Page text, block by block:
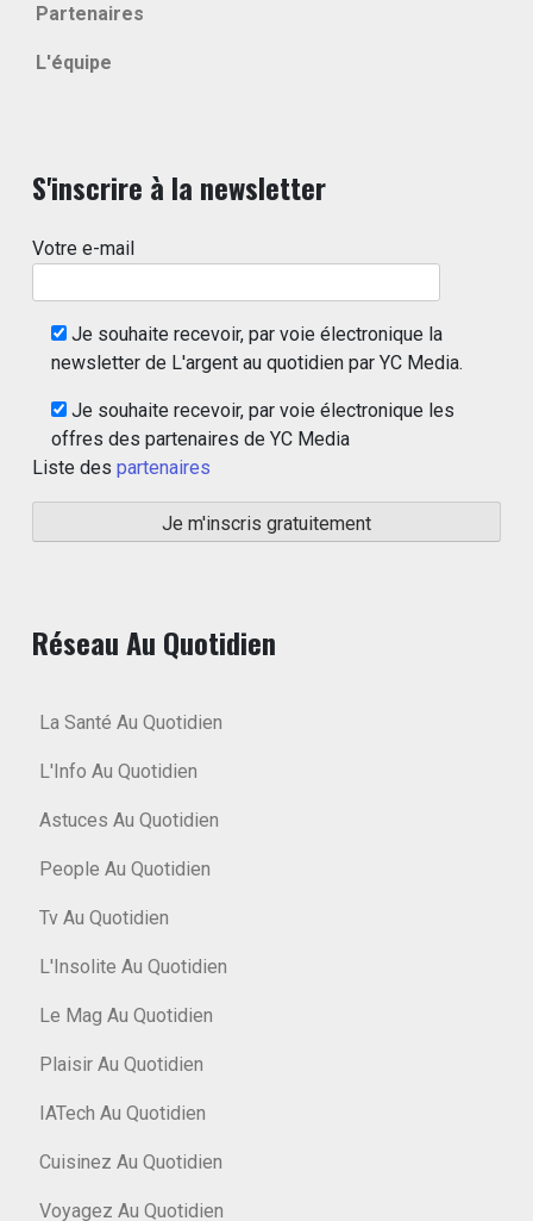
Partenaires
L'équipe
S'inscrire à la newsletter
Votre e-mail
Je souhaite recevoir, par voie électronique la
newsletter de L'argent au quotidien par YC Media.
Je souhaite recevoir, par voie électronique les
offres des partenaires de YC Media
Liste des partenaires
Réseau Au Quotidien
La Santé Au Quotidien
L'Info Au Quotidien
Astuces Au Quotidien
People Au Quotidien
Tv Au Quotidien
L'Insolite Au Quotidien
Le Mag Au Quotidien
Plaisir Au Quotidien
IATech Au Quotidien
Cuisinez Au Quotidien
Voyagez Au Quotidien